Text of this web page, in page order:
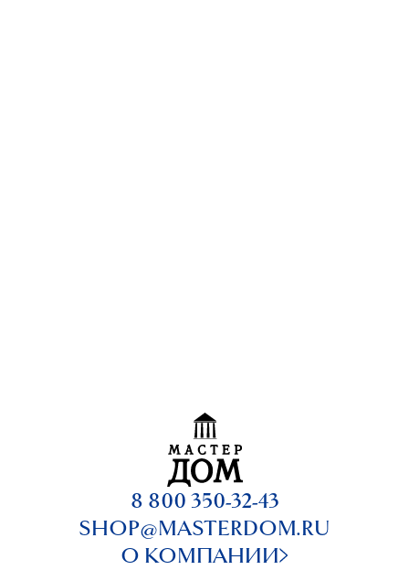
8 800 350-32-43
SHOP@MASTERDOM.RU
О КОМПАНИИ